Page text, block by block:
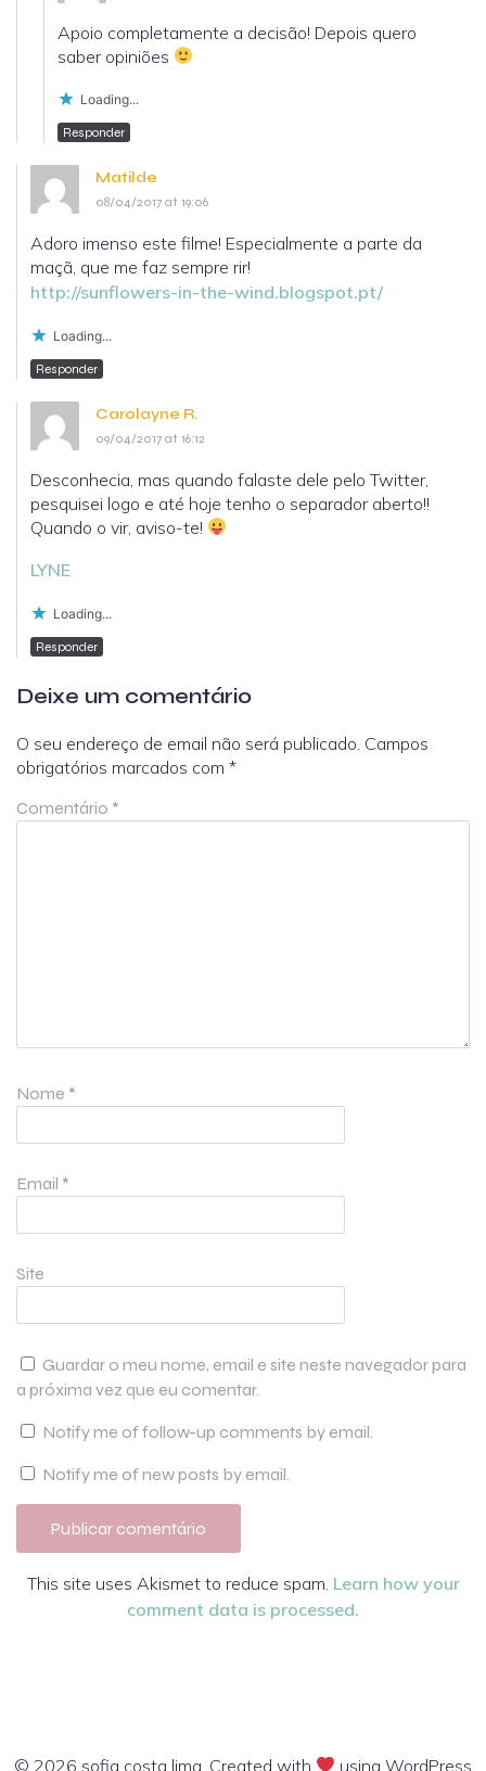
Apoio completamente a decisão! Depois quero
saber opiniões
Loading...
Responder
Matilde
08/04/2017 at 19:06
Adoro imenso este filme! Especialmente a parte da
maçã, que me faz sempre rir!
http://sunflowers-in-the-wind.blogspot.pt/
Loading...
Responder
Carolayne R.
09/04/2017 at 16:12
Desconhecia, mas quando falaste dele pelo Twitter,
pesquisei logo e até hoje tenho o separador aberto!!
Quando o vir, aviso-te!
LYNE
Loading...
Responder
Deixe um comentário
O seu endereço de email não será publicado. Campos
obrigatórios marcados com *
Comentário *
Nome *
Email *
Site
Guardar o meu nome, email e site neste navegador para
a próxima vez que eu comentar.
Notify me of follow-up comments by email.
Notify me of new posts by email.
This site uses Akismet to reduce spam. Learn how your
comment data is processed.
© 2026 sofia costa lima. Created with using WordPress